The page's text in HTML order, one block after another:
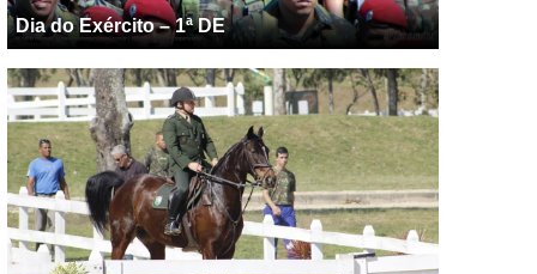
Dia do Exército – 1ª DE